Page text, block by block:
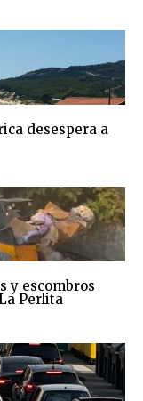
desespera a
y escombros
Perlita